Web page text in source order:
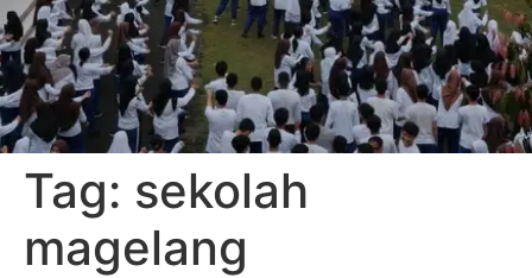
Tag: sekolah
magelang